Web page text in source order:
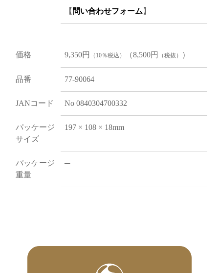
【 問い合わせフォーム 】
価格 9,350円 （10％税込） （8,500円 （税抜） ）
品番 77-90064
JANコード No 0840304700332
パッケージ
サイズ
197 × 108 × 18mm
パッケージ
重量
─